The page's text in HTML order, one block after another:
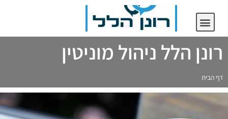
רונן הלל ניהול מוניטין
דף הבית